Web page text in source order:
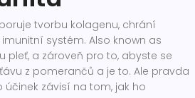
tvorbu kolagenu, chrání
systém. Also known as
pleť, a zároveň pro to, abyste se
z pomerančů a je to. Ale pravda
závisí na tom, jak ho